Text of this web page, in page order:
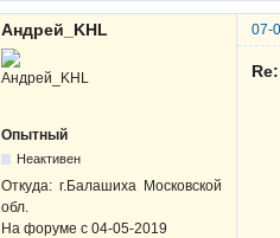
Андрей_KHL 07-
Опытный
Неактивен
Откуда: г.Балашиха Московской
обл.
На форуме с 04-05-2019